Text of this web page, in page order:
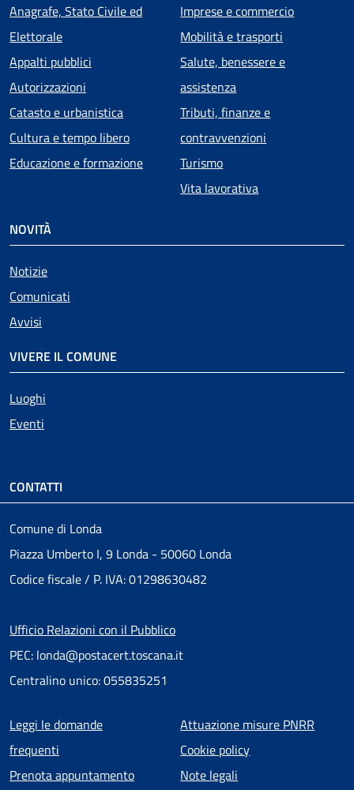
Anagrafe, Stato Civile ed
Elettorale
Appalti pubblici
Autorizzazioni
Catasto e urbanistica
Cultura e tempo libero
Educazione e formazione
Imprese e commercio
Mobilità e trasporti
Salute, benessere e
assistenza
Tributi, finanze e
contravvenzioni
Turismo
Vita lavorativa
NOVITÀ
Notizie
Comunicati
Avvisi
VIVERE IL COMUNE
Luoghi
Eventi
CONTATTI
Comune di Londa
Piazza Umberto I, 9 Londa - 50060 Londa
Codice fiscale / P. IVA: 01298630482
Ufficio Relazioni con il Pubblico
PEC: londa@postacert.toscana.it
Centralino unico: 055835251
Menu piè di pagina
Leggi le domande
frequenti
Prenota appuntamento
Attuazione misure PNRR
Cookie policy
Note legali